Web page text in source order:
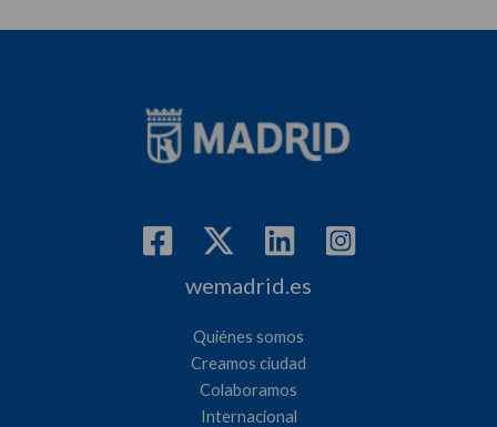
wemadrid.es
Quiénes somos
Creamos ciudad
Colaboramos
Internacional